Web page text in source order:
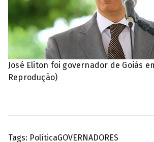
José Eliton foi governador de Goiás
Reprodução)
Tags: PolíticaGOVERNADORES